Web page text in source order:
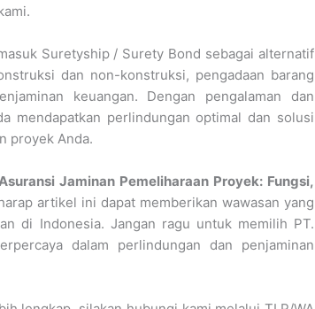
Suretyship / Surety Bond sebagai alternatif
dan non-konstruksi, pengadaan barang
keuangan. Dengan pengalaman dan
mendapatkan perlindungan optimal dan solusi
proyek Anda.
Asuransi Jaminan Pemeliharaan Proyek: Fungsi,
artikel ini dapat memberikan wawasan yang
di Indonesia. Jangan ragu untuk memilih PT.
dalam perlindungan dan penjaminan